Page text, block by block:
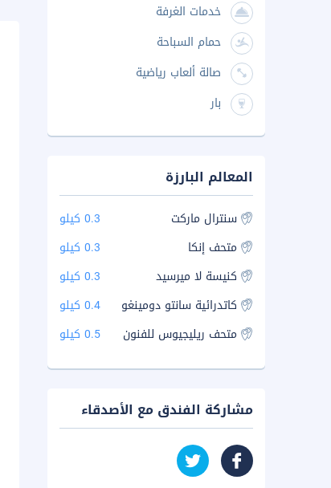
خدمات الغرفة
حمام السباحة
صالة ألعاب رياضية
بار
المعالم البارزة
سنترال ماركت
0.3 كيلو
متحف إنكا
0.3 كيلو
كنيسة لا ميرسيد
0.3 كيلو
كاتدرائية سانتو دومينغو
0.4 كيلو
متحف ريليجيوس للفنون
0.5 كيلو
مشاركة الفندق مع الأصدقاء